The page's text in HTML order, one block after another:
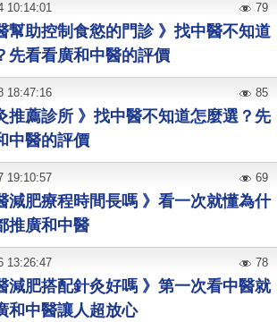
幫助控制食慾的門診 》找中醫不知道
先看看廣和中醫的評價
10:14:01 79
推薦診所 》找中醫不知道怎麼選？先
中醫的評價
18:47:16 85
減肥療程時間長嗎 》看一次就懂為什
推廣和中醫
19:10:57 69
減肥搭配針灸好嗎 》第一次看中醫就
和中醫讓人超放心
13:26:47 78